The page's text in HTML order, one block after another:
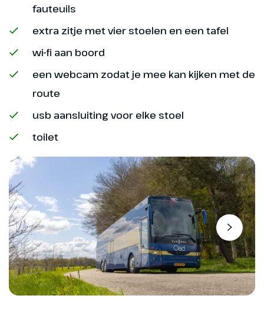
bezoeken onder meer de ruïnes
van een Romeinse villa, een
safaripark. Dit wordt beschouwd
in het Middellandse Zeegebied
(optioneel, ca. € 45,- p.p. bij
Boottocht naar de
Brijuni Eilanden
Boottocht naar de
Brijuni Eilanden (€ 45,-)
fauteuils
extra zitje met vier stoelen en een tafel
wi-fi aan boord
een webcam zodat je mee kan kijken met de
route
usb aansluiting voor elke stoel
toilet